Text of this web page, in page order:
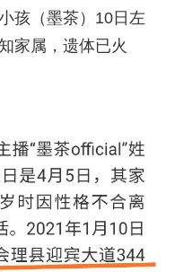
孩（墨茶）10日左
家属，遗体已火